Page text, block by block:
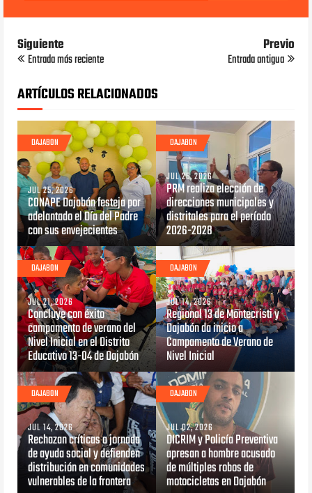
Siguiente
Entrada más reciente
Previo
Entrada antigua
ARTÍCULOS RELACIONADOS
DAJABON
JUL 25, 2026
CONAPE Dajabón festeja por
adelantado el Día del Padre
con sus envejecientes
DAJABON
JUL 25, 2026
PRM realiza elección de
direcciones municipales y
distritales para el período
2026-2028
DAJABON
JUL 21, 2026
Concluye con éxito
campamento de verano del
Nivel Inicial en el Distrito
Educativo 13-04 de Dajabón
DAJABON
JUL 14, 2026
Regional 13 de Montecristi y
Dajabón da inicio a
Campamento de Verano de
Nivel Inicial
DAJABON
JUL 14, 2026
Rechazan críticas a jornada
de ayuda social y defienden
distribución en comunidades
vulnerables de la frontera
DAJABON
JUL 02, 2026
DICRIM y Policía Preventiva
apresan a hombre acusado
de múltiples robos de
motocicletas en Dajabón